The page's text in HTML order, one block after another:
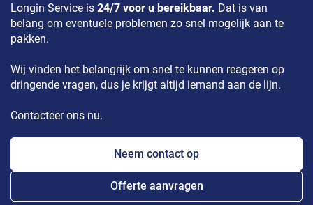
Longin Service is 24/7 voor u bereikbaar. Dat is van
belang om eventuele problemen zo snel mogelijk aan te
pakken.
Wij vinden het belangrijk om snel te kunnen reageren op
dringende vragen, dus je krijgt altijd iemand aan de lijn.
Contacteer ons nu.
Neem contact op
Offerte aanvragen